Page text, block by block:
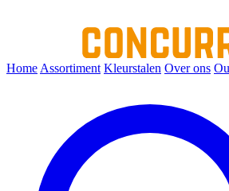
Home Assortiment Kleurstalen Over ons